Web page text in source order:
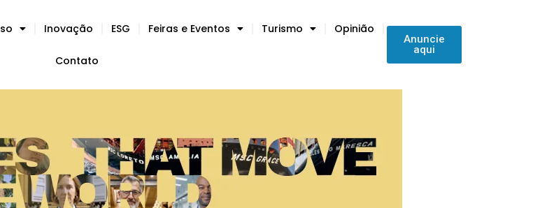
Inovação ESG Feiras e Eventos Turismo Opinião
Contato
Anuncie
aqui